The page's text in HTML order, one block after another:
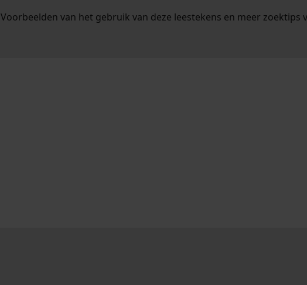
Voorbeelden van het gebruik van deze leestekens en meer zoektips